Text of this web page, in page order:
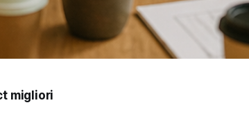
migliori